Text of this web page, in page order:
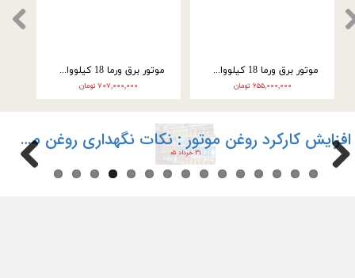
موتور برق ورما 18 کیلووات سه گانه سوز سه فاز مدل VM35000E3-2F
۷۰۷,۰۰۰,۰۰۰ تومان
موتور برق ورما 18 کیلووات بنزینی سه فاز مدل VM35000E3
۶۵۵,۰۰۰,۰۰۰ تومان
افزایش کارکرد روغن موتور : نکات نگهداری روغن موتور ماشین
۳۱ خرداد ۰۵